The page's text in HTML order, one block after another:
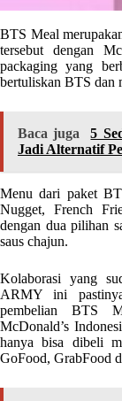
BTS Meal
tersebut dengan
packaging yang
bertuliskan BTS dan
Baca juga
5
Jadi Alternatif
Menu dari paket
Nugget, French
dengan dua pilihan
saus chajun.
Kolaborasi yang
ARMY ini
pembelian BTS
McDonald’s
hanya bisa dibeli
GoFood, GrabFood